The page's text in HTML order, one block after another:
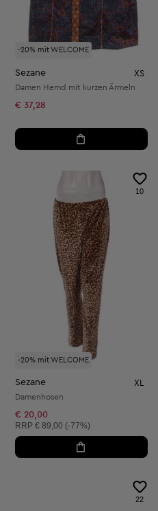
-20% mit WELCOME
Sezane XS
Damen Hemd mit kurzen Ärmeln
€ 37,28
-20% mit WELCOME
10
Sezane XL
Damenhosen
€ 20,00
Unverbindliche Preisempfehlung:
RRP € 89,00 (-77%)
22